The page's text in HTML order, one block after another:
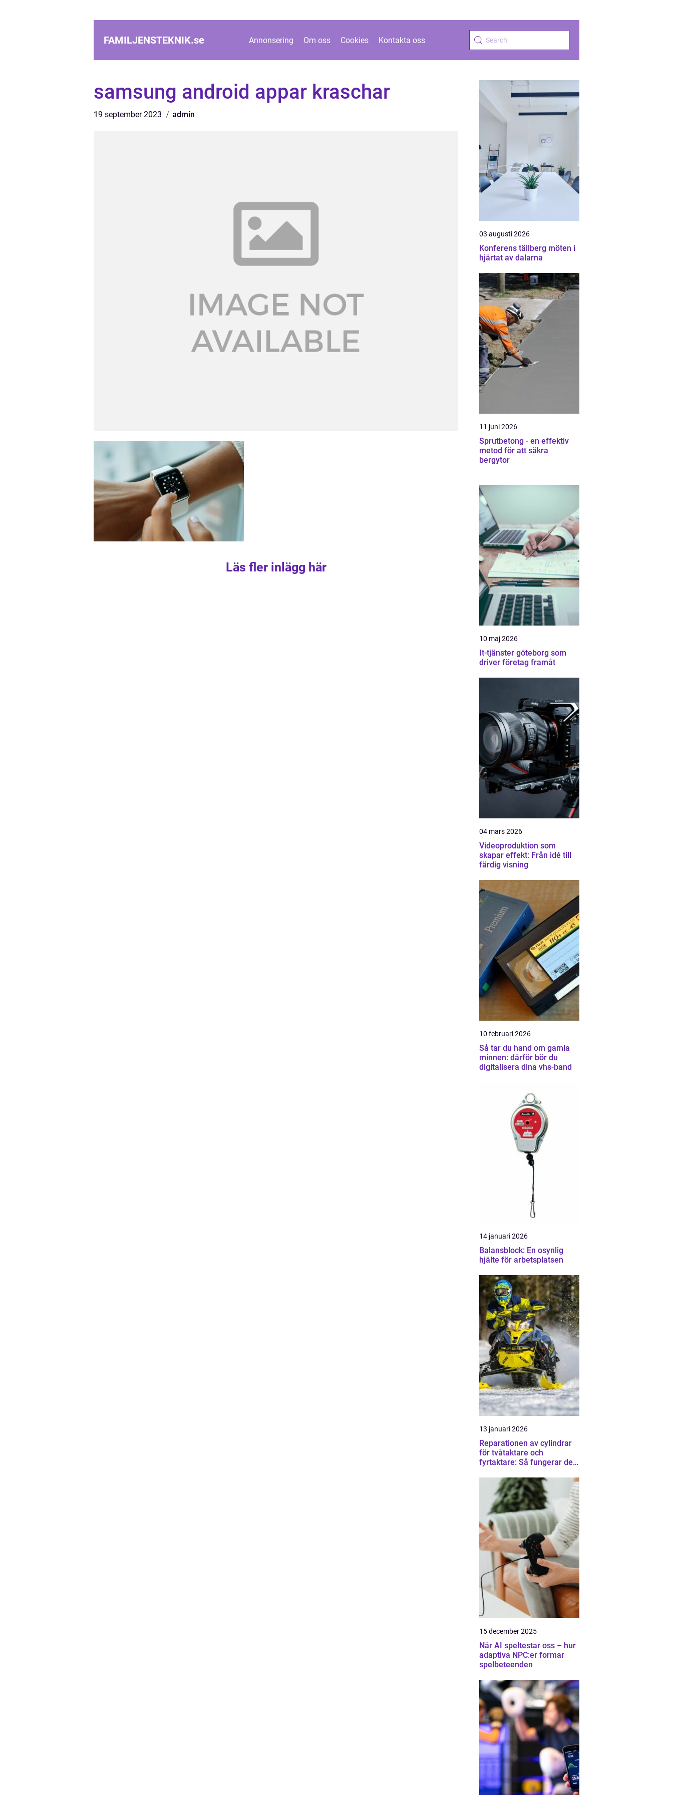
FAMILJENSTEKNIK.se Annonsering Om oss Cookies Kontakta oss
samsung android appar kraschar
19 september 2023 admin
Läs fler inlägg här
03 augusti 2026
Konferens tällberg möten i
hjärtat av dalarna
11 juni 2026
Sprutbetong - en effektiv
metod för att säkra
bergytor
10 maj 2026
It-tjänster göteborg som
driver företag framåt
04 mars 2026
Videoproduktion som
skapar effekt: Från idé till
färdig visning
10 februari 2026
Så tar du hand om gamla
minnen: därför bör du
digitalisera dina vhs-band
14 januari 2026
Balansblock: En osynlig
hjälte för arbetsplatsen
13 januari 2026
Reparationen av cylindrar
för tvåtaktare och
fyrtaktare: Så fungerar det i
15 december 2025
När AI speltestar oss – hur
adaptiva NPC:er formar
spelbeteenden